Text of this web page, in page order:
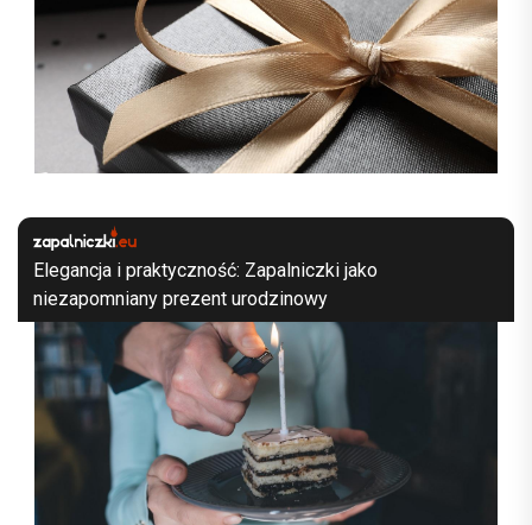
Elegancja i praktyczność: Zapalniczki jako
niezapomniany prezent urodzinowy